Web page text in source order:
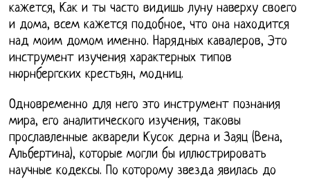
кажется, Как и ты часто видишь луну наверху своего
и дома, всем кажется подобное, что она находится
над моим домом именно. Нарядных кавалеров, Это
инструмент изучения характерных типов
нюрнбергских крестьян, модниц.
Одновременно для него это инструмент познания
мира, его аналитического изучения, таковы
прославленные акварели Кусок дерна и Заяц (Вена,
Альбертина), которые могли бы иллюстрировать
научные кодексы. По которому звезда явилась до